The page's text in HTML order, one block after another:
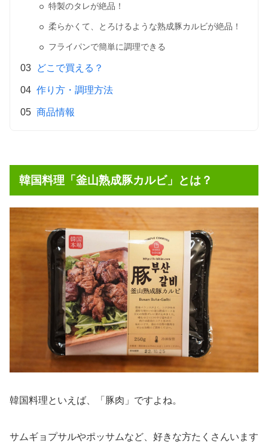
特製のタレが絶品！
柔らかくて、とろけるような熟成豚カルビが絶品！
フライパンで簡単に調理できる
どこで買える？
作り方・調理方法
商品情報
韓国料理「釜山熟成豚カルビ」とは？
韓国料理といえば、「豚肉」ですよね。
サムギョプサルやポッサムなど、好きな方たくさんいます